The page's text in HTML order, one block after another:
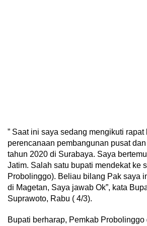
” Saat ini saya sedang mengikuti
perencanaan pembangunan pusat
tahun 2020 di Surabaya. Saya
Jatim. Salah satu bupati mendekat ke
Probolinggo). Beliau bilang Pak saya
di Magetan, Saya jawab Ok”, kata
Suprawoto, Rabu ( 4/3).
Bupati berharap, Pemkab Probolinggo